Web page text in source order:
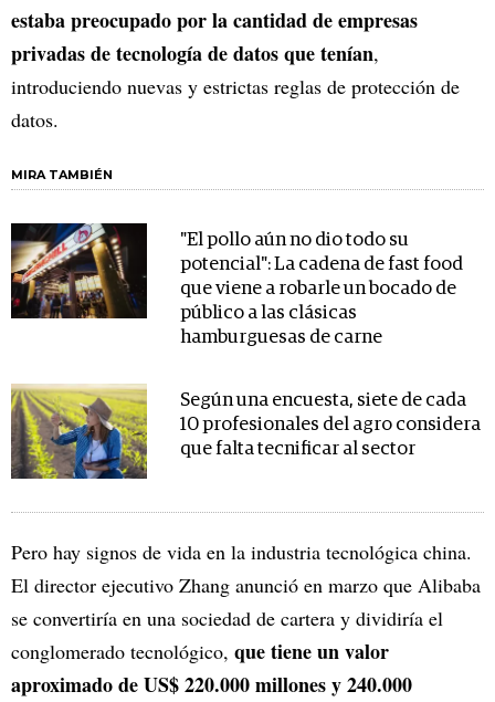
estaba preocupado por la cantidad de empresas
privadas de tecnología de datos que tenían,
introduciendo nuevas y estrictas reglas de protección de
datos.
MIRA TAMBIÉN
"El pollo aún no dio todo su
potencial": La cadena de fast food
que viene a robarle un bocado de
público a las clásicas
hamburguesas de carne
Según una encuesta, siete de cada
10 profesionales del agro considera
que falta tecnificar al sector
Pero hay signos de vida en la industria tecnológica china.
El director ejecutivo Zhang anunció en marzo que Alibaba
se convertiría en una sociedad de cartera y dividiría el
conglomerado tecnológico, que tiene un valor
aproximado de US$ 220.000 millones y 240.000